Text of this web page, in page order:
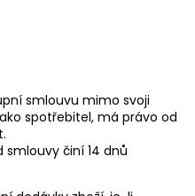
smlouvu mimo svoji
spotřebitel, má právo od
činí 14 dnů